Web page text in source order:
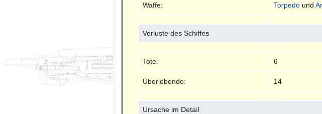
Waffe: Torpedo und
Verluste des Schiffes
Tote: 6
Überlebende: 14
Ursache im Detail